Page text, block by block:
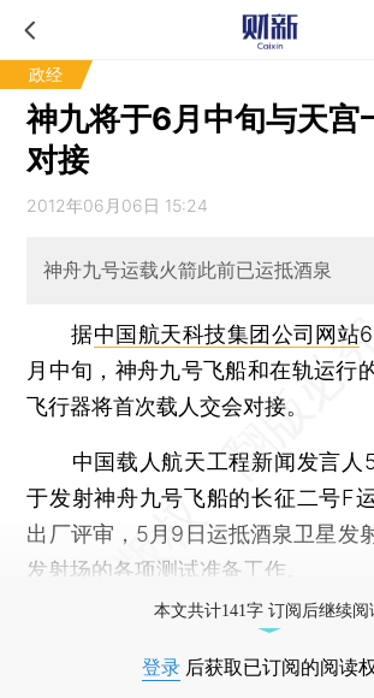
政经
神九将于6月中旬与天宫
对接
2012年06月06日 15:24
神舟九号运载火箭此前已运抵酒泉
据中国航天科技集团公司网站
月中旬，神舟九号飞船和在轨运行
飞行器将首次载人交会对接。
中国载人航天工程新闻发言人5
于发射神舟九号飞船的长征二号F
出厂评审，5月9日运抵酒泉卫星发
发射场的各项测试准备工作。
本文共计141字 订阅后继续阅
登录 后获取已订阅的阅读